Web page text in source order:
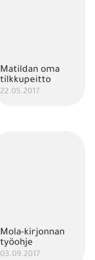
Matildan oma
tilkkupeitto
22.05.2017
Mola-kirjonnan
työohje
03.09.2017